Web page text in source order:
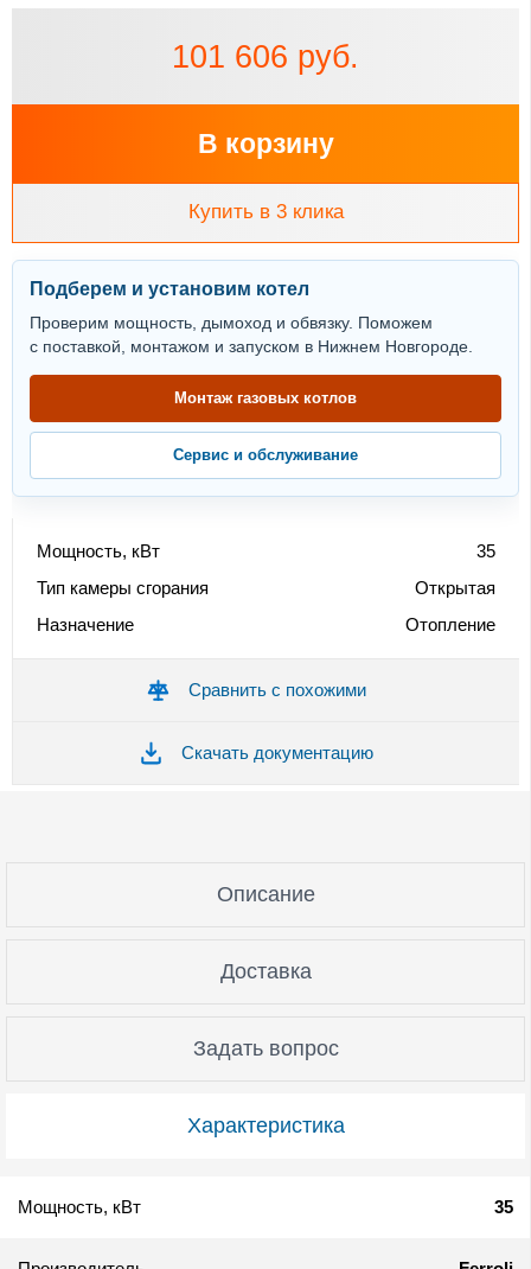
101 606 руб.
В корзину
Купить в 3 клика
Подберем и установим котел
Проверим мощность, дымоход и обвязку. Поможем
с поставкой, монтажом и запуском в Нижнем Новгороде.
Монтаж газовых котлов
Сервис и обслуживание
Мощность, кВт
35
Тип камеры сгорания
Открытая
Назначение
Отопление
Сравнить с похожими
Скачать документацию
Характеристика
Описание
Доставка
Задать вопрос
Мощность, кВт 35